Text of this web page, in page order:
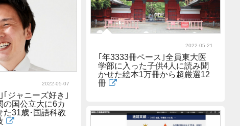
2022-05-21
｢年3333冊ペース｣全員東大医
学部に入った子供4人に読み聞
かせた絵本1万冊から超厳選12
冊
2022-05-07
｢ジャニーズ好き｣
の国公立大に6カ
た31歳･国語科教